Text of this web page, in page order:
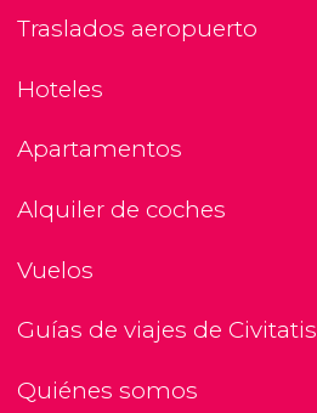
Traslados aeropuerto
Hoteles
Apartamentos
Alquiler de coches
Vuelos
Guías de viajes de Civitatis
Quiénes somos